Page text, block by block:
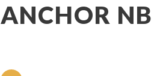
ANCHOR NB